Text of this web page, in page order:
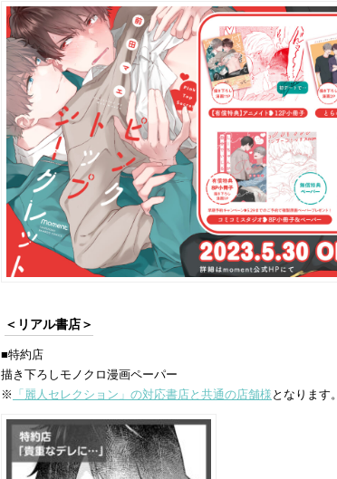
＜リアル書店＞
■特約店
描き下ろしモノクロ漫画ペーパー
※ 「麗人セレクション」の対応書店と共通の店舗様 となります。